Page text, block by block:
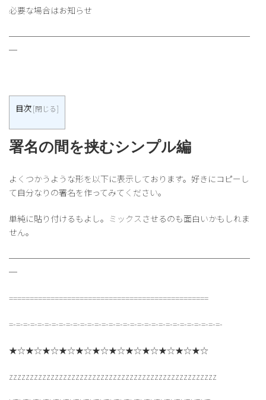
必要な場合はお知らせ
─────────────────────────────
─
目次 [閉じる]
署名の間を挟むシンプル編
よくつかうような形を以下に表示しております。好きにコピーし
て自分なりの署名を作ってみてください。
単純に貼り付けるもよし。ミックスさせるのも面白いかもしれま
せん。
─────────────────────────────
─
================================================
=-=-=-=-=-=-=-=-=-=-=-=-=-=-=-=-=-=-=-=-=-=-=-=-=-=-=-=-=-=-
★☆★☆★☆★☆★☆★☆★☆★☆★☆★☆★☆★☆
zzzzzzzzzzzzzzzzzzzzzzzzzzzzzzzzzzzzzzzzzzzzzzzzzz